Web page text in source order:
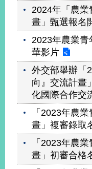
2024年「農
畫」甄選報名
2023年農業青
華影片
外交部舉辦「
向』交流計畫
化國際合作交
「2023年農
畫」複審錄取
「2023年農
畫」初審合格